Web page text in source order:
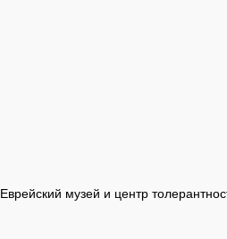
Еврейский музей и центр